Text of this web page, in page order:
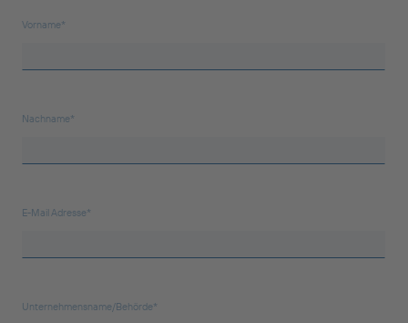
Vorname*
Nachname*
E-Mail Adresse*
Unternehmensname/Behörde*